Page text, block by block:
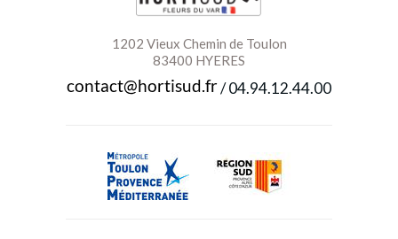
1202 Vieux Chemin de Toulon
83400 HYERES
/04.94.12.44.00